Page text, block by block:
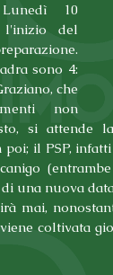
10
del
sono 4:
che
non
si attende
il PSP,
una nuova
mai,
coltivata